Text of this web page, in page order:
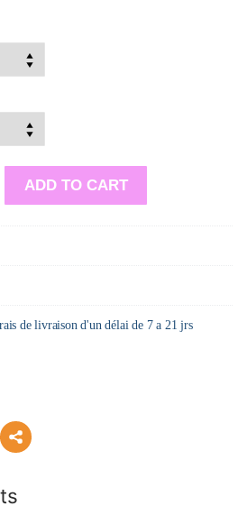
ADD TO CART
de livraison d'un délai de 7 a 21 jrs